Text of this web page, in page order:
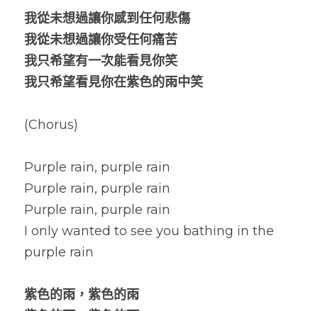
我從未想過讓你感到任何悲傷
我從未想過讓你受任何痛苦
我只希望有一次能看見你笑
我只希望看見你在紫色的雨中笑
(Chorus)
Purple rain, purple rain
Purple rain, purple rain
Purple rain, purple rain
I only wanted to see you bathing in the
purple rain
紫色的雨，紫色的雨